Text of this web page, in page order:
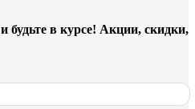
и будьте в курсе! Акции, скидки,